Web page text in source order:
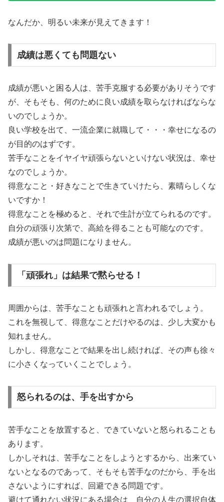
なんだか、明るい未来が見えてきます！
成績は悪くても問題ない
成績が悪いと困る人は、苦手克服する必要がありそうです
が、そもそも、何のために良い成績を取らなければならな
いのでしょうか。
良い学校を出て、一流企業に就職して・・・幸せになるの
が目的のはずです。
苦手なことをイヤイヤ頑張らないといけない状況は、幸せ
なのでしょうか。
得意なこと・好きなことで生きていけたら、素晴らしくな
いですか！
得意なことを極めると、それで生計が立てられるのです。
自分の頑張り次第で、高給を得ることも可能なのです。
成績が悪いのは問題になりません。
「頑張れ」は結果で黙らせる！
周囲からは、苦手なことも頑張れと言われるでしょう。
これを無視して、得意なことだけやるのは、少し大変かも
知れません。
しかし、得意なことで結果を出し続ければ、その声も徐々
に小さくなっていくことでしょう。
怒られるのは、手を出すから
苦手なことを放置すると、できていないと怒られることも
あります。
しかしそれは、苦手なことをしようとするから、出来てい
ないとなるのであって、そもそも苦手なのだから、手を出
さないようにすれば、回避できる問題です。
避けて通れない状況にある場合は、自分の人生の選択自体